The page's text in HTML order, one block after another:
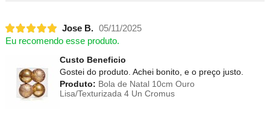
Jose B. 05/11/2025
Eu recomendo esse produto.
Custo Beneficio
Gostei do produto. Achei bonito, e o preço justo.
Produto: Bola de Natal 10cm Ouro
Lisa/Texturizada 4 Un Cromus